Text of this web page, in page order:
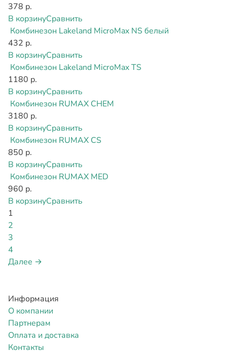
378 р.
В корзинуСравнить
Комбинезон Lakeland MicroMax NS белый
432 р.
В корзинуСравнить
Комбинезон Lakeland MicroMax TS
1180 р.
В корзинуСравнить
Комбинезон RUMAX CHEM
3180 р.
В корзинуСравнить
Комбинезон RUMAX CS
850 р.
В корзинуСравнить
Комбинезон RUMAX MED
960 р.
В корзинуСравнить
1
2
3
4
Далее →
Информация
О компании
Партнерам
Оплата и доставка
Контакты